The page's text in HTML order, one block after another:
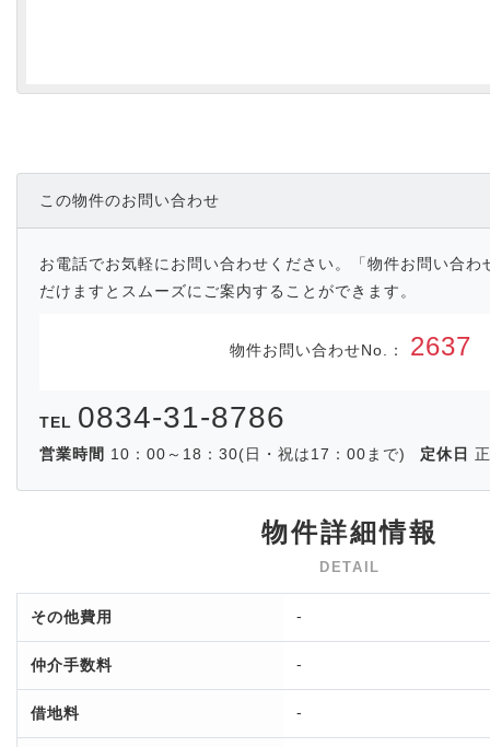
この物件のお問い合わせ
お電話でお気軽にお問い合わせください。「物件お問い合わ
だけますとスムーズにご案内することができます。
物件お問い合わせNo.： 2637
TEL 0834-31-8786
営業時間 10：00～18：30(日・祝は17：00まで) 定休日
物件詳細情報
その他費用 -
仲介手数料 -
借地料 -